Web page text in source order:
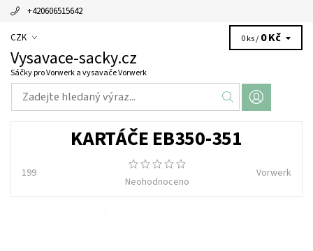
+420606515642
CZK
Vysavace-sacky.cz
Sáčky pro Vorwerk a vysavače Vorwerk
0 ks / 0 Kč
KARTÁČE EB350-351
199
Neohodnoceno
Vorwerk